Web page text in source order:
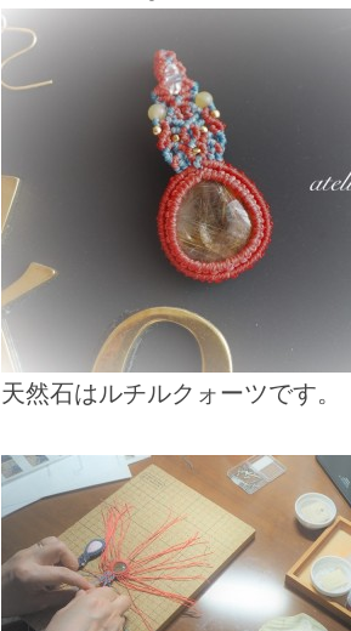
天然石はルチルクォーツです。